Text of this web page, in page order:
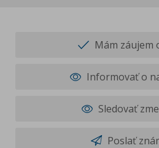
Mám záujem
Informovať o
Sledovať
Poslať